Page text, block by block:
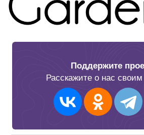
Поддержите
Расскажите о нас